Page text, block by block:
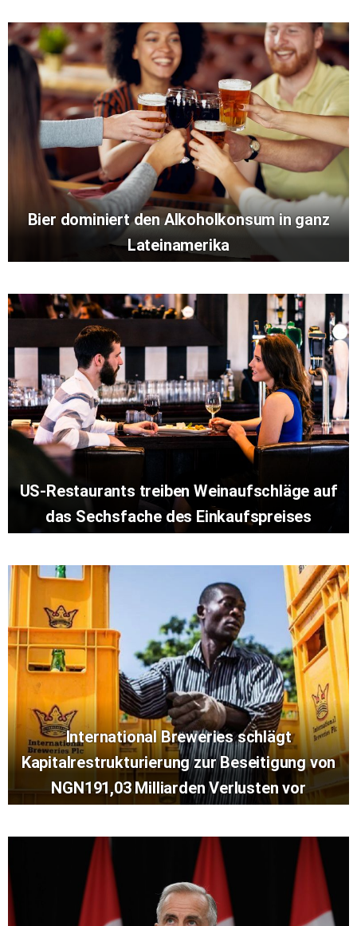
Bier dominiert den Alkoholkonsum in ganz
Lateinamerika
US-Restaurants treiben Weinaufschläge auf
das Sechsfache des Einkaufspreises
International Breweries schlägt
Kapitalrestrukturierung zur Beseitigung von
NGN191,03 Milliarden Verlusten vor